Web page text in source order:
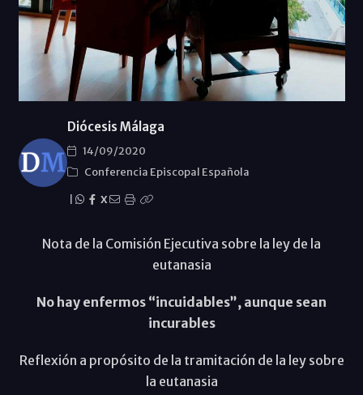
Diócesis Málaga
14/09/2020
Conferencia Episcopal Española
X
Nota de la Comisión Ejecutiva sobre la ley de la
eutanasia
No hay enfermos “incuidables”, aunque sean
incurables
Reflexión a propósito de la tramitación de la ley sobre
la eutanasia